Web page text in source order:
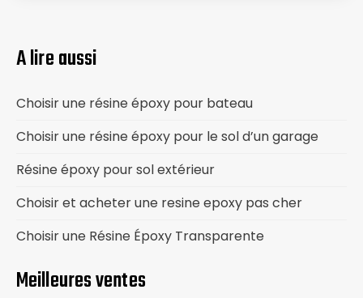
A lire aussi
Choisir une résine époxy pour bateau
Choisir une résine époxy pour le sol d’un garage
Résine époxy pour sol extérieur
Choisir et acheter une resine epoxy pas cher
Choisir une Résine Époxy Transparente
Meilleures ventes